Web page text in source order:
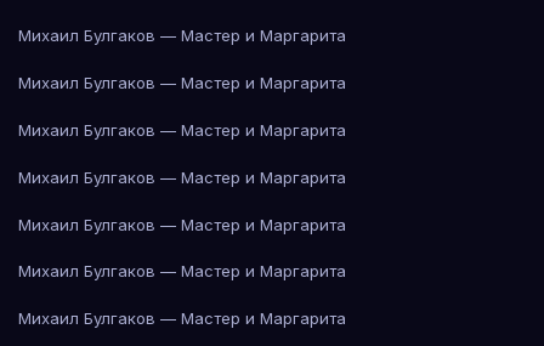
Михаил Булгаков — Мастер и Маргарита
Михаил Булгаков — Мастер и Маргарита
Михаил Булгаков — Мастер и Маргарита
Михаил Булгаков — Мастер и Маргарита
Михаил Булгаков — Мастер и Маргарита
Михаил Булгаков — Мастер и Маргарита
Михаил Булгаков — Мастер и Маргарита